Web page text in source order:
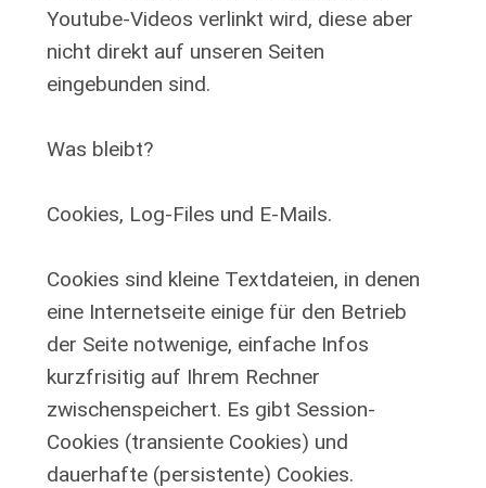
Youtube-Videos verlinkt wird, diese aber
nicht direkt auf unseren Seiten
eingebunden sind.
Was bleibt?
Cookies, Log-Files und E-Mails.
Cookies sind kleine Textdateien, in denen
eine Internetseite einige für den Betrieb
der Seite notwenige, einfache Infos
kurzfrisitig auf Ihrem Rechner
zwischenspeichert. Es gibt Session-
Cookies (transiente Cookies) und
dauerhafte (persistente) Cookies.